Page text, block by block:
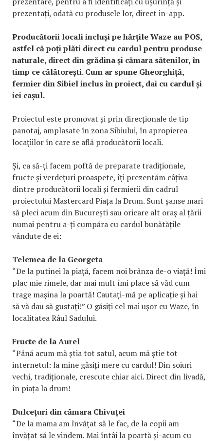
prezentați, odată cu produsele lor, direct in-app.
Producătorii locali incluși pe hărțile Waze au POS,
astfel că poți plăti direct cu cardul pentru produse
naturale, direct din grădina și cămara sătenilor, în
timp ce călătorești. Cum ar spune Gheorghiță,
fermier din Sibiel inclus în proiect, dai cu cardul și
iei cașul.
Proiectul este promovat și prin direcționale de tip
panotaj, amplasate în zona Sibiului, în apropierea
locațiilor în care se află producătorii locali.
Și, ca să-ți facem poftă de preparate tradiționale,
fructe și verdețuri proaspete, îți prezentăm câțiva
dintre producătorii locali și fermierii din cadrul
proiectului Mastercard Piața la Drum. Sunt șanse mari
să pleci acum din București sau oricare alt oraș al țării
numai pentru a-ți cumpăra cu cardul bunătățile
vândute de ei:
Telemea de la Georgeta
“De la putinei la piață, facem noi brânza de-o viață! Îmi
plac mie rimele, dar mai mult îmi place să văd cum
trage mașina la poartă! Cautați-mă pe aplicație și hai
să vă dau să gustați!” O găsiți cel mai ușor cu Waze, în
localitatea Râul Sadului.
Fructe de la Aurel
“Până acum mă știa tot satul, acum mă știe tot
internetul: la mine găsiți mere cu cardul! Din soiuri
vechi, tradiționale, crescute chiar aici. Direct din livadă,
în piața la drum!
Dulcețuri din cămara Chivuței
“De la mama am învățat să le fac, de la copii am
învățat să le vindem. Mai întâi la poartă și-acum cu